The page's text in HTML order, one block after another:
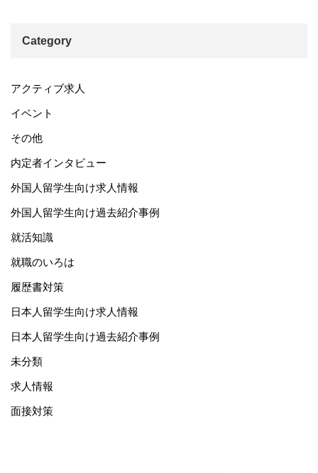
Category
アクティブ求人
イベント
その他
内定者インタビュー
外国人留学生向け求人情報
外国人留学生向け過去紹介事例
就活知識
就職のいろは
履歴書対策
日本人留学生向け求人情報
日本人留学生向け過去紹介事例
未分類
求人情報
面接対策